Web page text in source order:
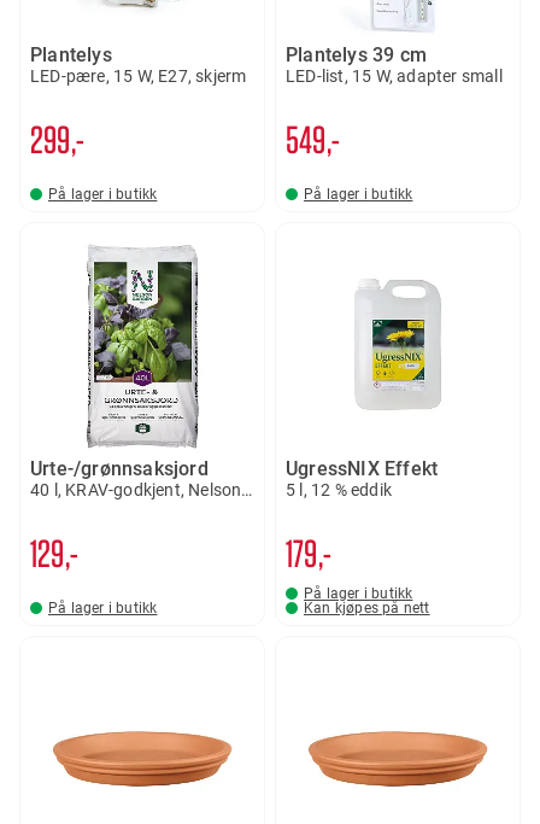
Plantelys
LED-pære, 15 W, E27, skjerm
299,-
På lager i butikk
Plantelys 39 cm
LED-list, 15 W, adapter small
549,-
På lager i butikk
Urte-/grønnsaksjord
40 l, KRAV-godkjent, Nelson Garden
129,-
På lager i butikk
UgressNIX Effekt
5 l, 12 % eddik
179,-
På lager i butikk
Kan kjøpes på nett